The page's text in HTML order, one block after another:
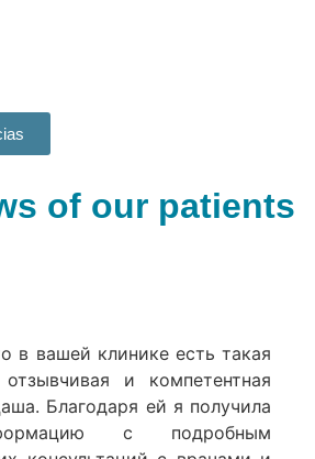
of our patients
в вашей клинике есть такая
отзывчивая и компетентная
Благодаря ей я получила
с подробным